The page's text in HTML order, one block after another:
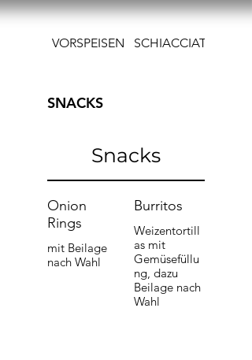
VORSPEISEN SCHIACCIATINE
SNACKS
Snacks
Onion
Rings
mit Beilage
nach Wahl
Burritos
Weizentortill
as mit
Gemüsefüllu
ng, dazu
Beilage nach
Wahl